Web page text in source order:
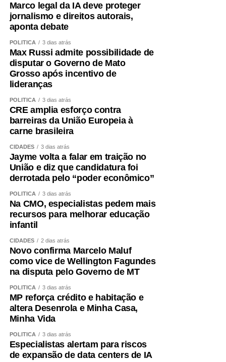
O treinamento de força deve ocupar posição central.
Caminhar é importante, mas pode não ser suficiente para
preservar ou recuperar massa muscular. Exercícios
resistidos, progressivos e individualizados são
fundamentais.
A alimentação também precisa garantir quantidade
adequada de proteínas e energia, distribuídas ao longo
do dia e ajustadas à idade, função renal, rotina e
condição clínica.
Além disso, é essencial tratar fatores que aceleram a
perda muscular e o envelhecimento vascular, como
sedentarismo, diabetes, hipertensão, alterações do sono,
Envelhecer bem ,exige
preservar força
A obesidade sarcopênica mostra por que o cuidado não
pode ser fragmentado. Peso, metabolismo, coração,
músculo e cérebro fazem parte do mesmo sistema.
Entendemos que o acompanhamento precisa ir além da
balança. Avaliamos composição corporal, força, risco
funcional para construir estratégias verdadeiramente
individualizadas.
Marco legal da IA deve proteger
jornalismo e direitos autorais,
aponta debate
POLÍTICA 3 dias atrás
Max Russi admite possibilidade de
disputar o Governo de Mato
Grosso após incentivo de
lideranças
POLÍTICA 3 dias atrás
CRE amplia esforço contra
barreiras da União Europeia à
carne brasileira
CIDADES 3 dias atrás
Jayme volta a falar em traição no
União e diz que candidatura foi
derrotada pelo “poder econômico”
POLÍTICA 3 dias atrás
Na CMO, especialistas pedem mais
recursos para melhorar educação
infantil
CIDADES 2 dias atrás
Novo confirma Marcelo Maluf
como vice de Wellington Fagundes
na disputa pelo Governo de MT
POLÍTICA 3 dias atrás
MP reforça crédito e habitação e
altera Desenrola e Minha Casa,
Minha Vida
POLÍTICA 3 dias atrás
Especialistas alertam para riscos
de expansão de data centers de IA